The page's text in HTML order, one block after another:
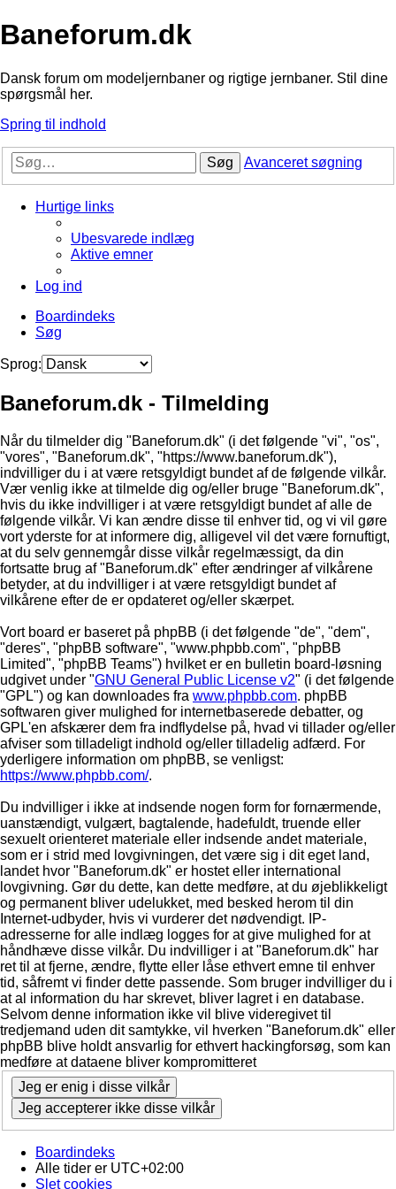
Baneforum.dk
Dansk forum om modeljernbaner og rigtige jernbaner. Stil dine
spørgsmål her.
Spring til indhold
Søg Avanceret søgning
Hurtige links
Ubesvarede indlæg
Aktive emner
Log ind
Boardindeks
Søg
Sprog:
Baneforum.dk - Tilmelding
Når du tilmelder dig "Baneforum.dk" (i det følgende "vi", "os",
"vores", "Baneforum.dk", "https://www.baneforum.dk"),
indvilliger du i at være retsgyldigt bundet af de følgende vilkår.
Vær venlig ikke at tilmelde dig og/eller bruge "Baneforum.dk",
hvis du ikke indvilliger i at være retsgyldigt bundet af alle de
følgende vilkår. Vi kan ændre disse til enhver tid, og vi vil gøre
vort yderste for at informere dig, alligevel vil det være fornuftigt,
at du selv gennemgår disse vilkår regelmæssigt, da din
fortsatte brug af "Baneforum.dk" efter ændringer af vilkårene
betyder, at du indvilliger i at være retsgyldigt bundet af
vilkårene efter de er opdateret og/eller skærpet.
Vort board er baseret på phpBB (i det følgende "de", "dem",
"deres", "phpBB software", "www.phpbb.com", "phpBB
Limited", "phpBB Teams") hvilket er en bulletin board-løsning
udgivet under "GNU General Public License v2" (i det følgende
"GPL") og kan downloades fra www.phpbb.com. phpBB
softwaren giver mulighed for internetbaserede debatter, og
GPL'en afskærer dem fra indflydelse på, hvad vi tillader og/eller
afviser som tilladeligt indhold og/eller tilladelig adfærd. For
yderligere information om phpBB, se venligst:
https://www.phpbb.com/.
Du indvilliger i ikke at indsende nogen form for fornærmende,
uanstændigt, vulgært, bagtalende, hadefuldt, truende eller
sexuelt orienteret materiale eller indsende andet materiale,
som er i strid med lovgivningen, det være sig i dit eget land,
landet hvor "Baneforum.dk" er hostet eller international
lovgivning. Gør du dette, kan dette medføre, at du øjeblikkeligt
og permanent bliver udelukket, med besked herom til din
Internet-udbyder, hvis vi vurderer det nødvendigt. IP-
adresserne for alle indlæg logges for at give mulighed for at
håndhæve disse vilkår. Du indvilliger i at "Baneforum.dk" har
ret til at fjerne, ændre, flytte eller låse ethvert emne til enhver
tid, såfremt vi finder dette passende. Som bruger indvilliger du i
at al information du har skrevet, bliver lagret i en database.
Selvom denne information ikke vil blive videregivet til
tredjemand uden dit samtykke, vil hverken "Baneforum.dk" eller
phpBB blive holdt ansvarlig for ethvert hackingforsøg, som kan
medføre at dataene bliver kompromitteret
Boardindeks
Alle tider er UTC+02:00
Slet cookies